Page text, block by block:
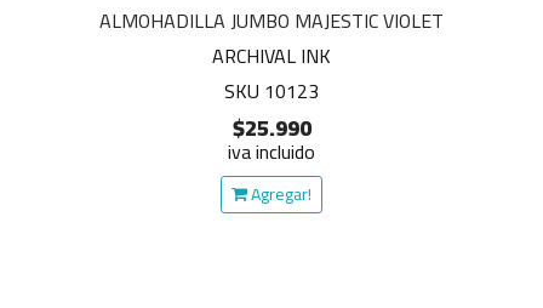
ALMOHADILLA JUMBO MAJESTIC VIOLET
ARCHIVAL INK
SKU 10123
$25.990
iva incluido
Agregar!